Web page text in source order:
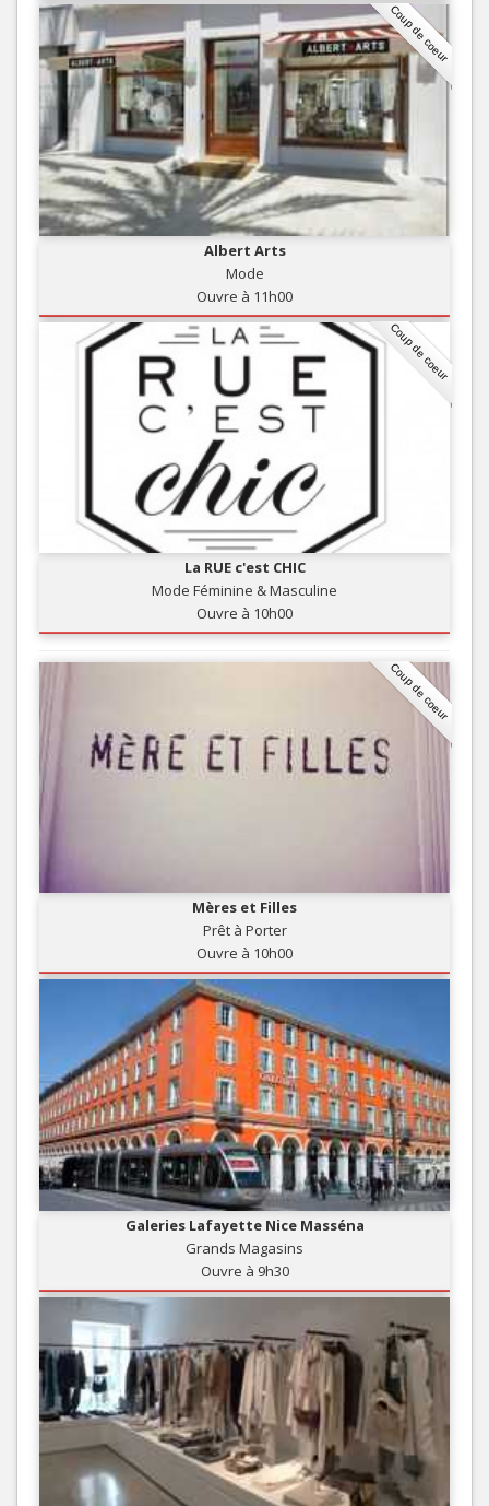
Coup de coeur
Albert Arts
Mode
Ouvre à 11h00
Coup de coeur
La RUE c'est CHIC
Mode Féminine & Masculine
Ouvre à 10h00
Coup de coeur
Mères et Filles
Prêt à Porter
Ouvre à 10h00
Galeries Lafayette Nice Masséna
Grands Magasins
Ouvre à 9h30